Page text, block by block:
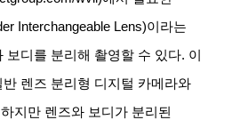
Interchangeable Lens)이라는
보디를 분리해 촬영할 수 있다. 이
렌즈 분리형 디지털 카메라와
하지만 렌즈와 보디가 분리된